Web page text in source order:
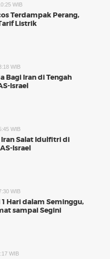
WIB
Terdampak Perang,
Listrik
WIB
Bagi Iran di Tengah
Israel
WIB
Iran Salat Idulfitri di
Israel
WIB
1 Hari dalam Seminggu,
sampai Segini
WIB